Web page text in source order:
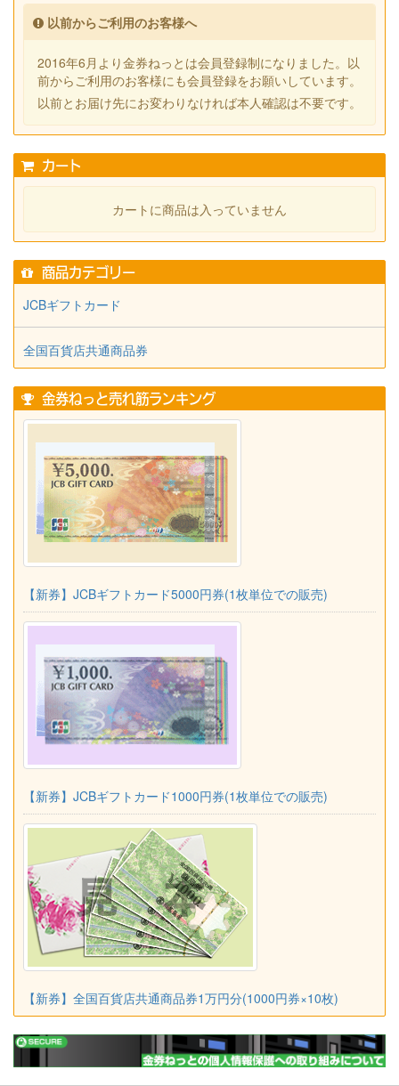
以前からご利用のお客様へ
2016年6月より金券ねっとは会員登録制になりました。以
前からご利用のお客様にも会員登録をお願いしています。
以前とお届け先にお変わりなければ本人確認は不要です。
カート
カートに商品は入っていません
商品カテゴリー
JCBギフトカード
全国百貨店共通商品券
金券ねっと売れ筋ランキング
【新券】JCBギフトカード5000円券(1枚単位での販売)
【新券】JCBギフトカード1000円券(1枚単位での販売)
【新券】全国百貨店共通商品券1万円分(1000円券×10枚)